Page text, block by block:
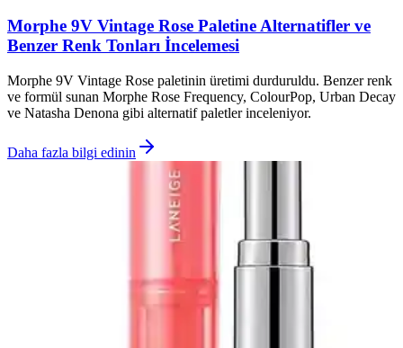
Morphe 9V Vintage Rose Paletine Alternatifler ve
Benzer Renk Tonları İncelemesi
Morphe 9V Vintage Rose paletinin üretimi durduruldu. Benzer renk
ve formül sunan Morphe Rose Frequency, ColourPop, Urban Decay
ve Natasha Denona gibi alternatif paletler inceleniyor.
Daha fazla bilgi edinin